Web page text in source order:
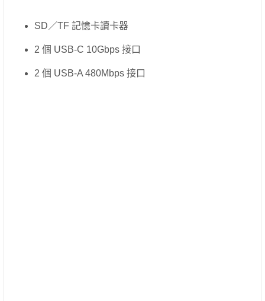
SD／TF 記憶卡讀卡器
2 個 USB-C 10Gbps 接口
2 個 USB-A 480Mbps 接口